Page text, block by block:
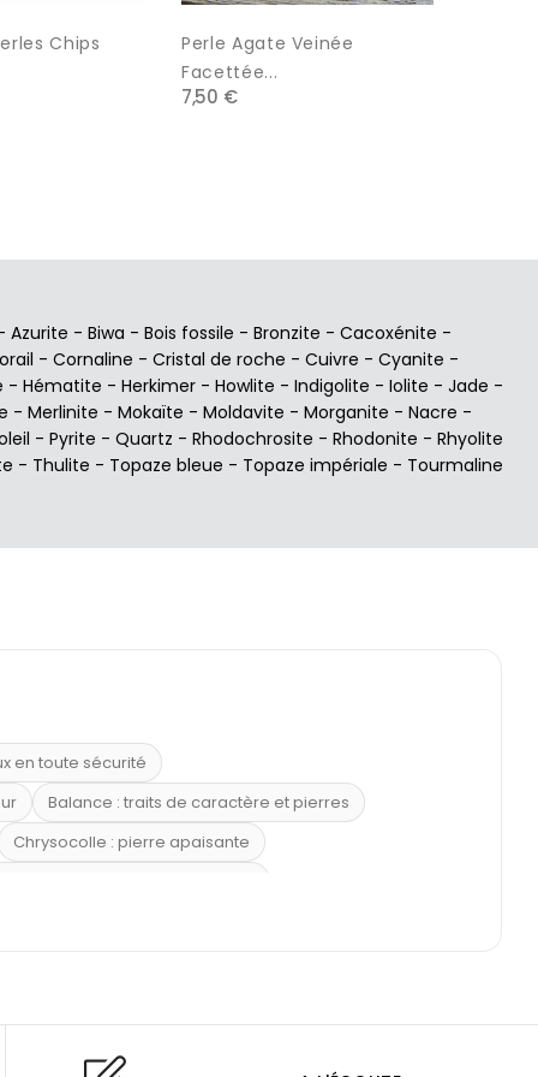
Chips
Perle Agate Veinée
Facettée...
7,50 €
Azurite - Biwa - Bois fossile - Bronzite - Cacoxénite -
- Cornaline - Cristal de roche - Cuivre - Cyanite -
- Hématite - Herkimer - Howlite - Indigolite - Iolite - Jade -
- Merlinite - Mokaïte - Moldavite - Morganite - Nacre -
- Pyrite - Quartz - Rhodochrosite - Rhodonite - Rhyolite
- Thulite - Topaze bleue - Topaze impériale - Tourmaline
en toute sécurité
Balance : traits de caractère et pierres
Chrysocolle : pierre apaisante